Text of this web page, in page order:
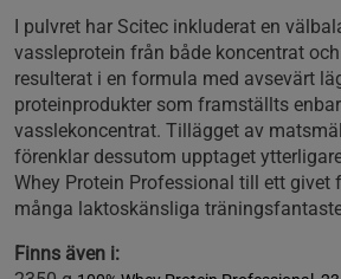
I pulvret har Scitec inkluderat en
vassleprotein från både koncentrat
resulterat i en formula med avsevärt
proteinprodukter som framställts
vasslekoncentrat. Tillägget av
förenklar dessutom upptaget
Whey Protein Professional till ett givet
många laktoskänsliga
Finns även i: